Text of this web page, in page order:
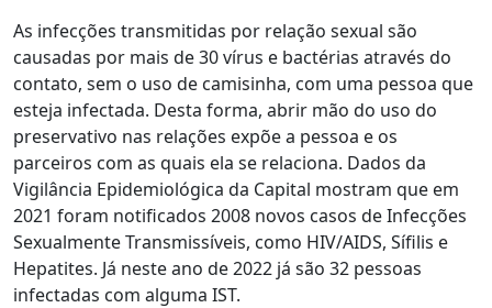
As infecções transmitidas por relação sexual são
causadas por mais de 30 vírus e bactérias através do
contato, sem o uso de camisinha, com uma pessoa que
esteja infectada. Desta forma, abrir mão do uso do
preservativo nas relações expõe a pessoa e os
parceiros com as quais ela se relaciona. Dados da
Vigilância Epidemiológica da Capital mostram que em
2021 foram notificados 2008 novos casos de Infecções
Sexualmente Transmissíveis, como HIV/AIDS, Sífilis e
Hepatites. Já neste ano de 2022 já são 32 pessoas
infectadas com alguma IST.